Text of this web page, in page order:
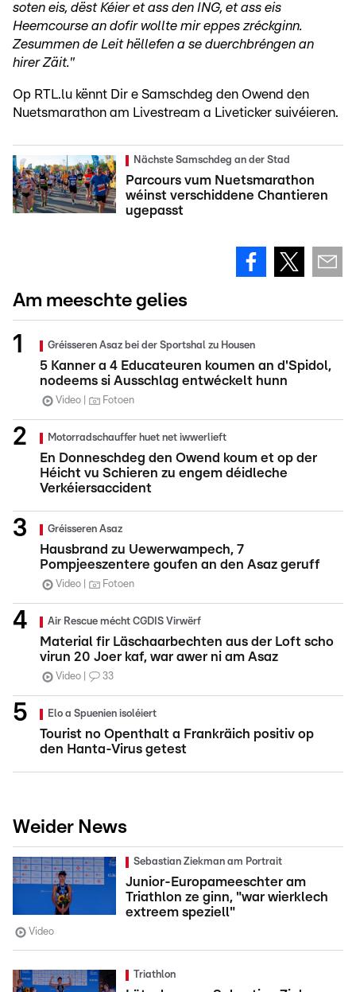
soten eis, dëst Kéier et ass den ING, et ass eis
Heemcourse an dofir wollte mir eppes zréckginn.
Zesummen de Leit hëllefen a se duerchbréngen an
hirer Zäit."
Op RTL.lu kënnt Dir e Samschdeg den Owend den
Nuetsmarathon am Livestream a Liveticker suivéieren.
Nächste Samschdeg an der Stad
Parcours vum Nuetsmarathon
wéinst verschiddene Chantieren
ugepasst
Am meeschte gelies
Gréisseren Asaz bei der Sportshal zu Housen
5 Kanner a 4 Educateuren koumen an d'Spidol,
nodeems si Ausschlag entwéckelt hunn
Video Fotoen
Motorradschauffer huet net iwwerlieft
En Donneschdeg den Owend koum et op der
Héicht vu Schieren zu engem déidleche
Verkéiersaccident
Gréisseren Asaz
Hausbrand zu Uewerwampech, 7
Pompjeeszentere goufen an den Asaz geruff
Video Fotoen
Air Rescue mécht CGDIS Virwërf
Material fir Läschaarbechten aus der Loft scho
virun 20 Joer kaf, war awer ni am Asaz
Video 33
Elo a Spuenien isoléiert
Tourist no Openthalt a Frankräich positiv op
den Hanta-Virus getest
Weider News
Sebastian Ziekman am Portrait
Junior-Europameeschter am
Triathlon ze ginn, "war wierklech
extreem speziell"
Video
Triathlon